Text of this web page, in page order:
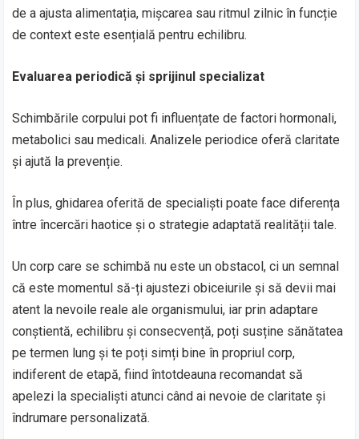
de a ajusta alimentația, mișcarea sau ritmul zilnic în funcție
de context este esențială pentru echilibru.
Evaluarea periodică și sprijinul specializat
Schimbările corpului pot fi influențate de factori hormonali,
metabolici sau medicali. Analizele periodice oferă claritate
și ajută la prevenție.
În plus, ghidarea oferită de specialiști poate face diferența
între încercări haotice și o strategie adaptată realității tale.
Un corp care se schimbă nu este un obstacol, ci un semnal
că este momentul să-ți ajustezi obiceiurile și să devii mai
atent la nevoile reale ale organismului, iar prin adaptare
conștientă, echilibru și consecvență, poți susține sănătatea
pe termen lung și te poți simți bine în propriul corp,
indiferent de etapă, fiind întotdeauna recomandat să
apelezi la specialiști atunci când ai nevoie de claritate și
îndrumare personalizată.